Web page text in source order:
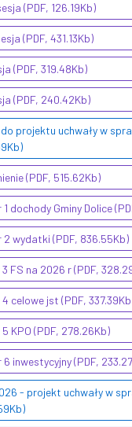
(PDF, 126.19Kb)
(PDF, 431.13Kb)
(PDF, 319.48Kb)
(PDF, 240.42Kb)
projektu uchwały w
(PDF, 515.62Kb)
dochody Gminy Dolice
wydatki (PDF, 836.55Kb)
FS na 2026 r (PDF,
celowe jst (PDF,
KPO (PDF, 278.26Kb)
inwestycyjny (PDF,
- projekt uchwały w